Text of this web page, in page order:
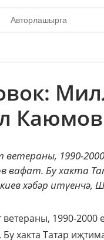
Авторлашырга
Каюмов
ветераны, 1990-
Бу хакта
хәбәр итүенчә,
1990-2000
хакта Татар